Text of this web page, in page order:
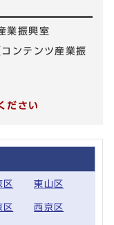
業振興室
ンテンツ産業振
ださい
区 東山区
区 西京区